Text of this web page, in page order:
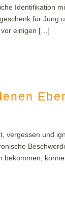
Identifikation
für Jung
vor einigen […]
vergessen und
bekommen,